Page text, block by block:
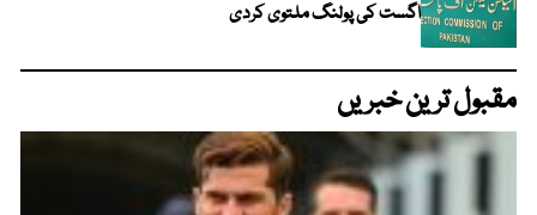
اگست کی پولنگ ملتوی کردی
مقبول ترین خبریں